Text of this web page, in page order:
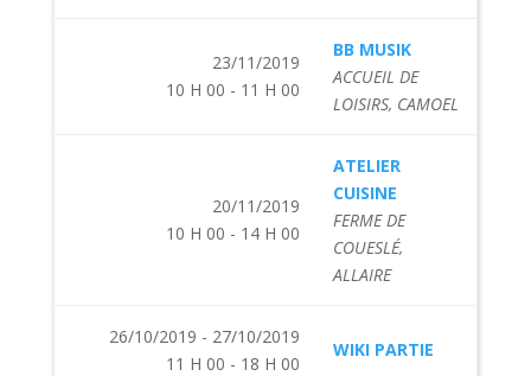
23/11/2019
10 H 00 - 11 H 00
BB MUSIK
ACCUEIL DE
LOISIRS, CAMOEL
20/11/2019
10 H 00 - 14 H 00
ATELIER
CUISINE
FERME DE
COUESLÉ,
ALLAIRE
26/10/2019 - 27/10/2019
11 H 00 - 18 H 00
WIKI PARTIE